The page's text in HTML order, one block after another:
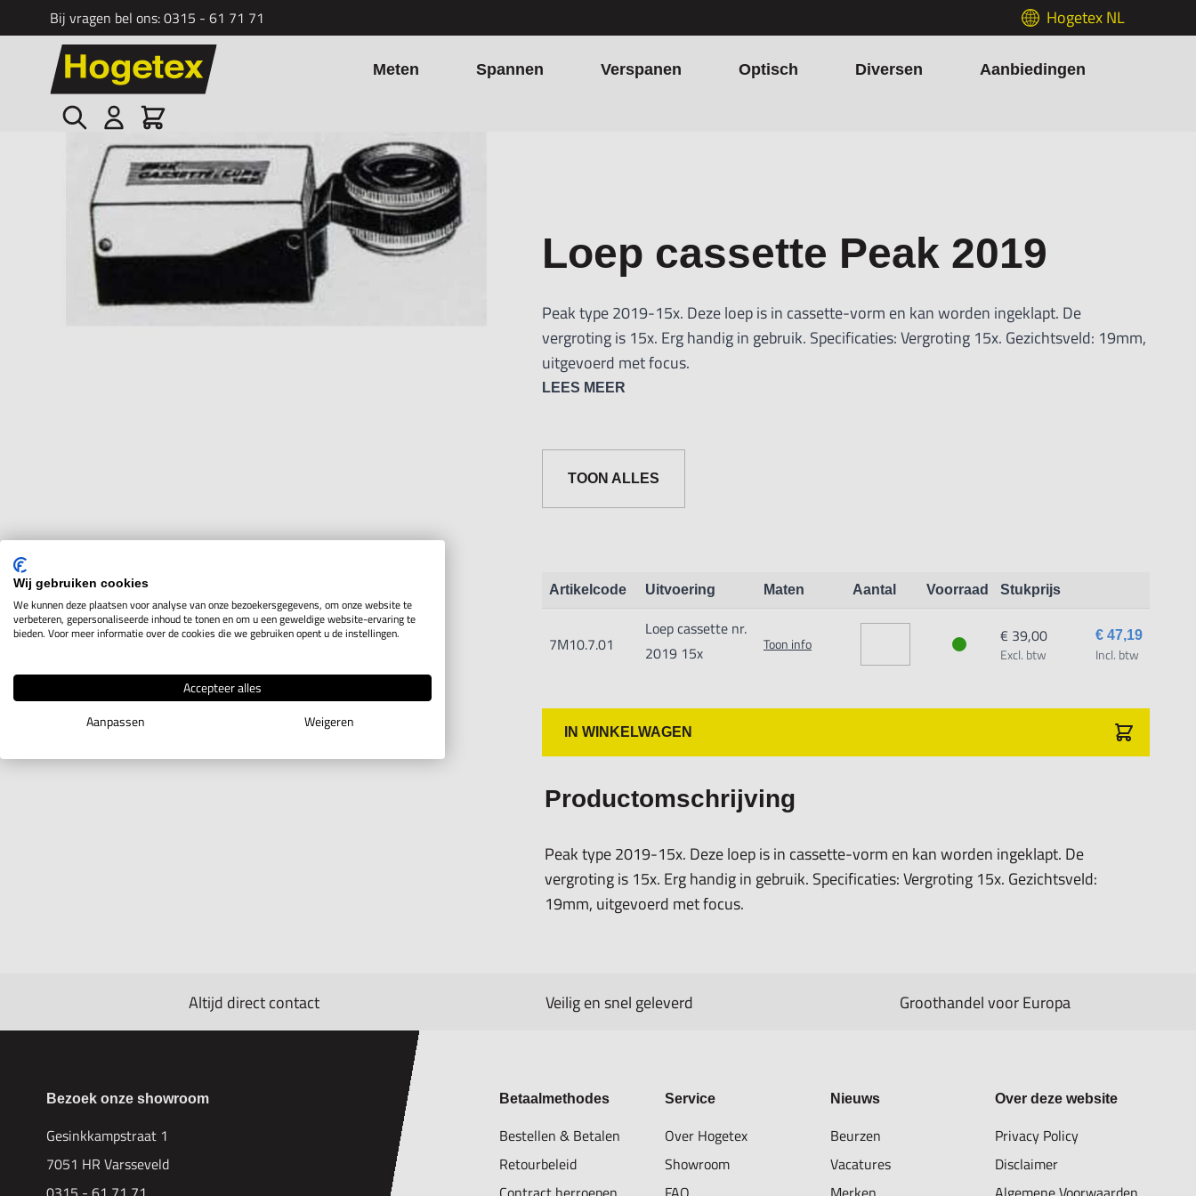
Bij vragen bel ons:0315 - 61 71 71 Hogetex NL
Ga naar de inhoud
Meten Spannen Verspanen Optisch Diversen Aanbiedingen
Zoek Cart
Loep cassette Peak 2019
Loep cassette Peak 2019
Peak type 2019-15x. Deze loep is in cassette-vorm en kan worden ingeklapt. De
vergroting is 15x. Erg handig in gebruik. Specificaties: Vergroting 15x. Gezichtsveld: 19mm,
uitgevoerd met focus.
LEES MEER
TOON ALLES
Artikelcode Uitvoering Maten Aantal Voorraad Stukprijs
7M10.7.01
Loep cassette nr.
2019 15x
Toon info € 47,19
Incl. btw
€ 39,00
Excl. btw
IN WINKELWAGEN
Productomschrijving
Peak type 2019-15x. Deze loep is in cassette-vorm en kan worden ingeklapt. De
vergroting is 15x. Erg handig in gebruik. Specificaties: Vergroting 15x. Gezichtsveld:
19mm, uitgevoerd met focus.
Altijd direct contact Veilig en snel geleverd Groothandel voor Europa
Bezoek onze showroom
Gesinkkampstraat 1
7051 HR Varsseveld
Betaalmethodes
Bestellen & Betalen
Retourbeleid
Service
Over Hogetex
Showroom
Nieuws
Beurzen
Vacatures
Over deze website
Privacy Policy
Disclaimer
Wij gebruiken cookies
We kunnen deze plaatsen voor analyse van onze bezoekersgegevens, om onze website te
verbeteren, gepersonaliseerde inhoud te tonen en om u een geweldige website-ervaring te
bieden. Voor meer informatie over de cookies die we gebruiken opent u de instellingen.
Accepteer alles
Aanpassen
Weigeren